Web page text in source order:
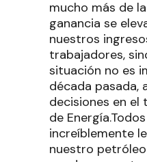
mucho más de
ganancia se
nuestros
trabajadores,
situación no es
década pasada,
decisiones en el
de
increíblemente
nuestro